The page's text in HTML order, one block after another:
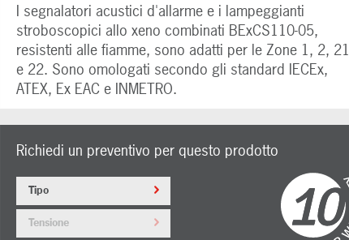
I segnalatori acustici d'allarme e i lampeggianti
stroboscopici allo xeno combinati BExCS110-05,
resistenti alle fiamme, sono adatti per le Zone 1, 2, 21
e 22. Sono omologati secondo gli standard IECEx,
ATEX, Ex EAC e INMETRO.
Richiedi un preventivo per questo prodotto
Tipo
Tensione